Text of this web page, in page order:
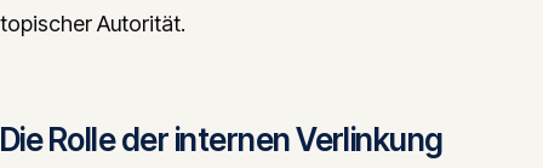
topischer Autorität.
Die Rolle der internen Verlinkung